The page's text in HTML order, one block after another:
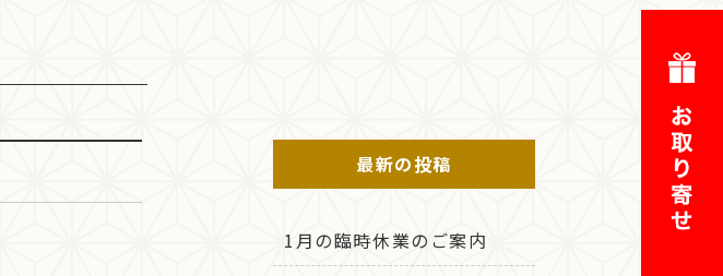
最新の投稿
1月の臨時休業のご案内